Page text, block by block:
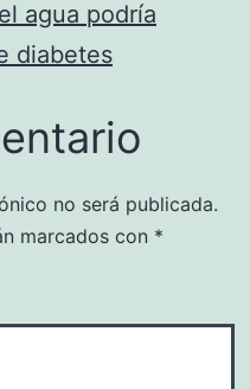
agua podría
diabetes
no será publicada.
marcados con *